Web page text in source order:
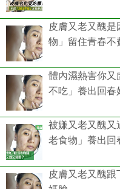
皮膚又老又醜
物」留住青春不
體內濕熱害你
不吃」養出回春
被嫌又老又醜
老食物」養出回
皮膚又老又醜